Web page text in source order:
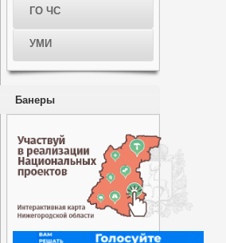
ГО ЧС
УМИ
Банеры